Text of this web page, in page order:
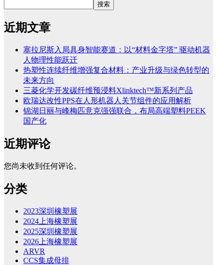
搜索
近期文章
塞拉尼斯入局具身智能赛道：以“材料金字塔” 驱动机器
人物理性能跃迁
热塑性连续纤维增强复合材料：产业升级与绿色转型的
未来方向
三菱化学开发碳纤维预浸料Xlinktech™新系列产品
欧瑞达改性PPS在人形机器人关节组件的应用解析
锦湖日丽与峰梅匹意克强强联合，布局高端塑料PEEK
国产化
近期评论
您尚未收到任何评论。
分类
2023深圳橡塑展
2024上海橡塑展
2025深圳橡塑展
2026上海橡塑展
ARVR
CCS集成母排